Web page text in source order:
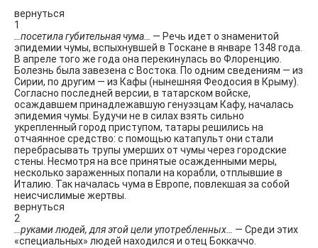
вернуться
1
…посетила губительная чума…
— Речь идет о знаменитой
эпидемии чумы, вспыхнувшей в Тоскане в январе 1348 года.
В апреле того же года она перекинулась во Флоренцию.
Болезнь была завезена с Востока. По одним сведениям — из
Сирии, по другим — из Кафы (нынешняя Феодосия в Крыму).
Согласно последней версии, в татарском войске,
осаждавшем принадлежавшую генуэзцам Кафу, началась
эпидемия чумы. Будучи не в силах взять сильно
укрепленный город приступом, татары решились на
отчаянное средство: с помощью катапульт они стали
перебрасывать трупы умерших от чумы через городские
стены. Несмотря на все принятые осажденными меры,
несколько зараженных попали на корабли, отплывшие в
Италию. Так началась чума в Европе, повлекшая за собой
неисчислимые жертвы.
вернуться
2
…руками людей, для этой цели употребленных…
— Среди этих
«специальных» людей находился и отец Боккаччо.